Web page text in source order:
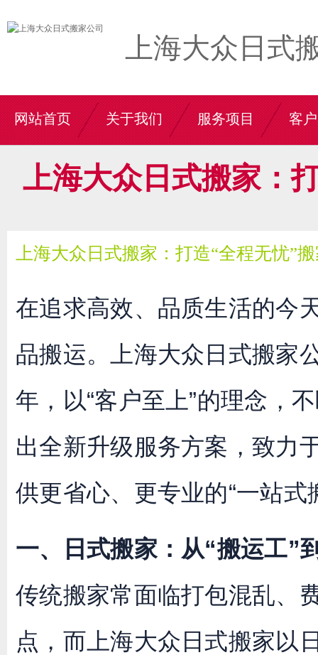
上海大众日式
网站首页 关于我们 服务项目 客
上海大众日式搬家：
上海大众日式搬家：打造“全程无忧”
在追求高效、品质生活的今
品搬运。上海大众日式搬家
年，以“客户至上”的理念，
出全新升级服务方案，致力
供更省心、更专业的“一站式
一、日式搬家：从“搬运工”
传统搬家常面临打包混乱、
点，而上海大众日式搬家以